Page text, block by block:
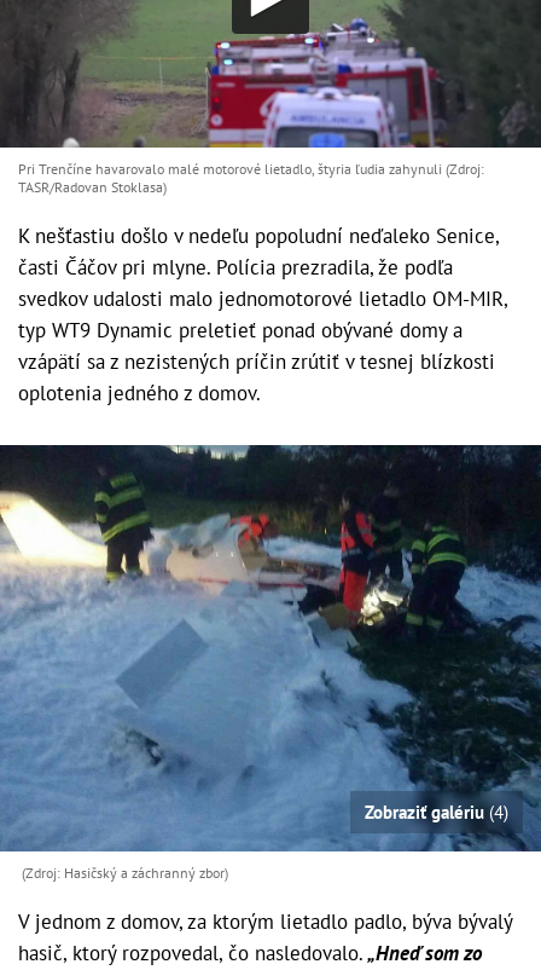
Pri Trenčíne havarovalo malé motorové lietadlo, štyria ľudia zahynuli (Zdroj:
TASR/Radovan Stoklasa)
K nešťastiu došlo v nedeľu popoludní neďaleko Senice,
časti Čáčov pri mlyne. Polícia prezradila, že podľa
svedkov udalosti malo jednomotorové lietadlo OM-MIR,
typ WT9 Dynamic preletieť ponad obývané domy a
vzápätí sa z nezistených príčin zrútiť v tesnej blízkosti
oplotenia jedného z domov.
Zobraziť galériu (4)
(Zdroj: Hasičský a záchranný zbor)
V jednom z domov, za ktorým lietadlo padlo, býva bývalý
hasič, ktorý rozpovedal, čo nasledovalo.„Hneď som zo